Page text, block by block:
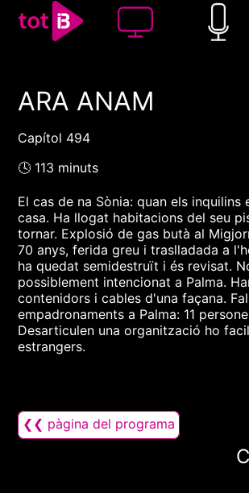
00:00 00:00
ARA ANAM
Capítol 494
🕓 113 minuts
El cas de na Sònia: quan els
casa. Ha llogat habitacions del seu
tornar. Explosió de gas butà al
70 anys, ferida greu i traslladada a
ha quedat semidestruït i és revisat.
possiblement intencionat a Palma.
contenidors i cables d'una façana.
empadronaments a Palma: 11
Desarticulen una organització ho
estrangers.
❮❮ pàgina del programa